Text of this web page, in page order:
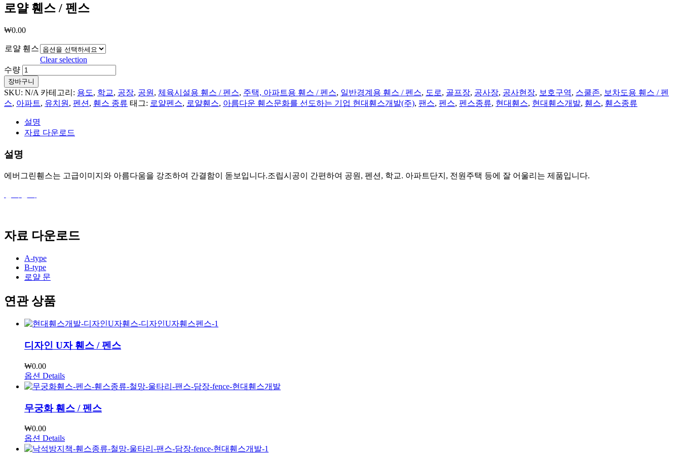
로얄 휀스 / 펜스
₩0.00
로얄 휀스
Clear selection
수량
장바구니
SKU: N/A 카테고리: 용도, 학교, 공장, 공원, 체육시설용 휀스 / 펜스, 주택, 아파트용 휀스 / 펜스, 일반경계용 휀스 / 펜스, 도로, 골프장, 공사장, 공사현장, 보호구역, 스쿨존, 보차도용 휀스 / 펜
스, 아파트, 유치원, 펜션, 휀스 종류 태그: 로얄펜스, 로얄휀스, 아름다운 휀스문화를 선도하는 기업 현대휀스개발(주), 팬스, 펜스, 펜스종류, 현대휀스, 현대휀스개발, 휀스, 휀스종류
설명
자료 다운로드
설명
에버그린휀스는 고급이미지와 아름다움을 강조하여 간결함이 돋보입니다.조립시공이 간편하여 공원, 펜션, 학교. 아파트단지, 전원주택 등에 잘 어울리는 제품입니다.
자료 다운로드
A-type
B-type
로얄 문
연관 상품
디자인 U자 휀스 / 펜스
₩0.00
옵션 Details
무궁화 휀스 / 펜스
₩0.00
옵션 Details